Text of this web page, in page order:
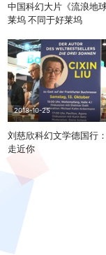
中国科幻大片《流浪地
莱坞 不同于好莱坞
2018-10-25
刘慈欣科幻文学德国行
走近你